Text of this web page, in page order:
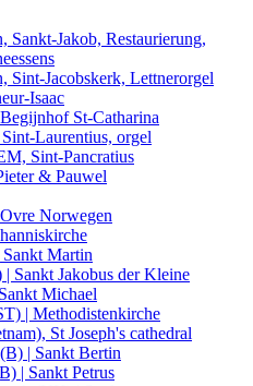
Sankt-Jakob, Restaurierung,
Sint-Jacobskerk, Lettnerorgel
Isaac
St-Catharina
Laurentius, orgel
Sint-Pancratius
& Pauwel
Norwegen
Martin
Sankt Jakobus der Kleine
Michael
| Methodistenkirche
St Joseph's cathedral
| Sankt Bertin
| Sankt Petrus